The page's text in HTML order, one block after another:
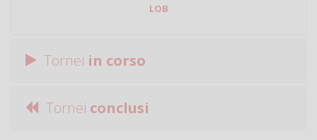
LOB
Tornei in corso
Tornei conclusi